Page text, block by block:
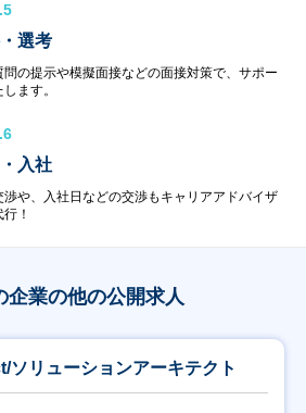
選考
問の提示や模擬面接などの面接対策で、サポー
します。
入社
渉や、入社日などの交渉もキャリアアドバイザ
！
企業の他の公開求人
リューションアーキテクト